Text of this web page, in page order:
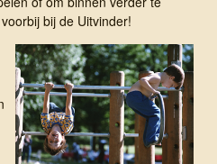
bij de Uitvinder!